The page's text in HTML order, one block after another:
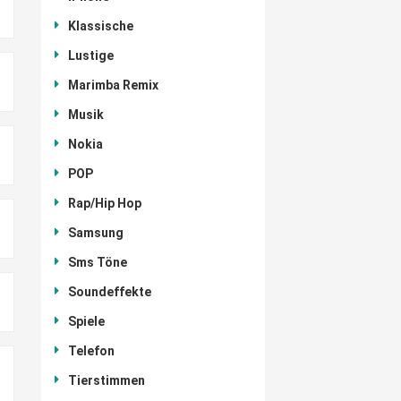
Klassische
Lustige
Marimba Remix
Musik
Nokia
POP
Rap/Hip Hop
Samsung
Sms Töne
Soundeffekte
Spiele
Telefon
Tierstimmen